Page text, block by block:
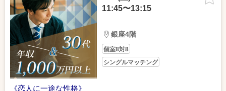
11:45〜13:15
銀座4階
個室8対8
シングルマッチング
《恋人に一途な性格》